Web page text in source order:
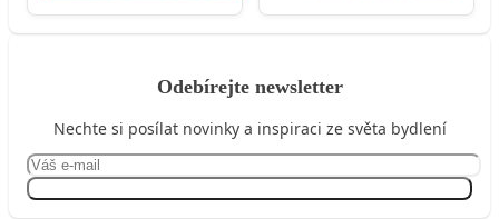
Odebírejte newsletter
Nechte si posílat novinky a inspiraci ze světa bydlení